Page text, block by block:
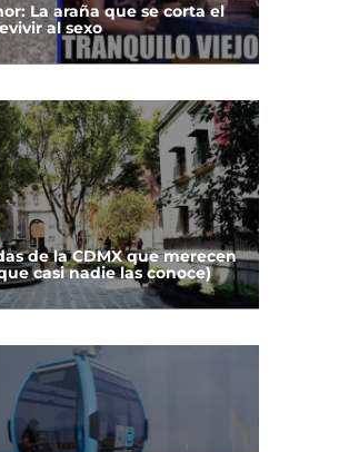
La araña que se corta el
al sexo
de la CDMX que merecen
casi nadie las conoce)